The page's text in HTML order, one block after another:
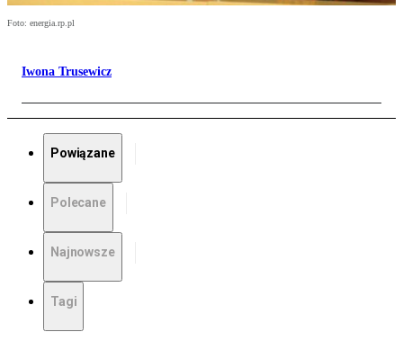
Foto: energia.rp.pl
Iwona Trusewicz
Powiązane
Polecane
Najnowsze
Tagi